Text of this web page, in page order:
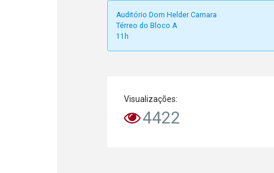
Auditório Dom Helder Camara
Térreo do Bloco A
11h
Visualizações:
4422